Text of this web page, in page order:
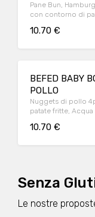
Pane Bun,
con contorno di
10.70 €
BEFED BABY
POLLO
Nuggets di pollo
patate fritte, Acqua
10.70 €
Senza
Le nostre